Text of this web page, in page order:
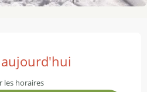
aujourd'hui
les horaires